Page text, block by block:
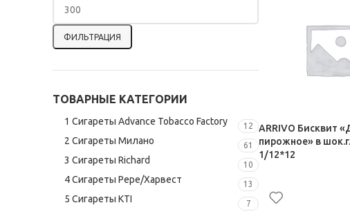
ФИЛЬТРАЦИЯ
ТОВАРНЫЕ КАТЕГОРИИ
1 Сигареты Advance Tobacco Factory 12
2 Сигареты Милано 61
3 Сигареты Richard 10
4 Сигареты Pepe/Харвест 13
5 Сигареты KTI 7
ARRIVO Бисквит
пирожное» в
1/12*12
79,00